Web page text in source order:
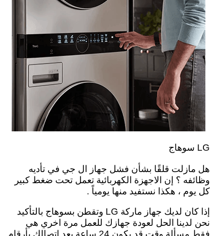
LG سوهاج
هل مازلت قلقًا بشأن فشل جهاز ال جي في تأديه
وظائفه ؟ إن الاجهزة الكهربائية تعمل تحت ضغط كبير
كل يوم ، هكذا نستفيد منها يومياً .
إذا كان لديك جهاز ماركة LG وتقطن بسوهاج بالتأكيد
نحن لدينا الحل لعودة جهازك للعمل مرة اخري هي